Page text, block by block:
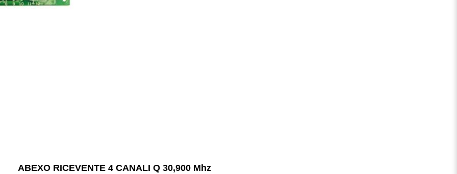
ABEXO RICEVENTE 4 CANALI Q 30,900 Mhz